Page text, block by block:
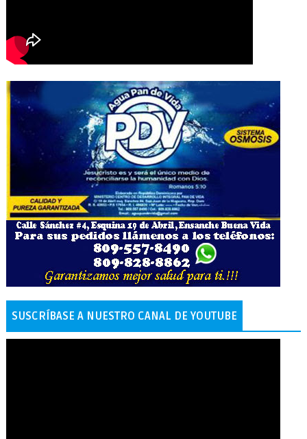
SUSCRÍBASE A NUESTRO CANAL DE YOUTUBE